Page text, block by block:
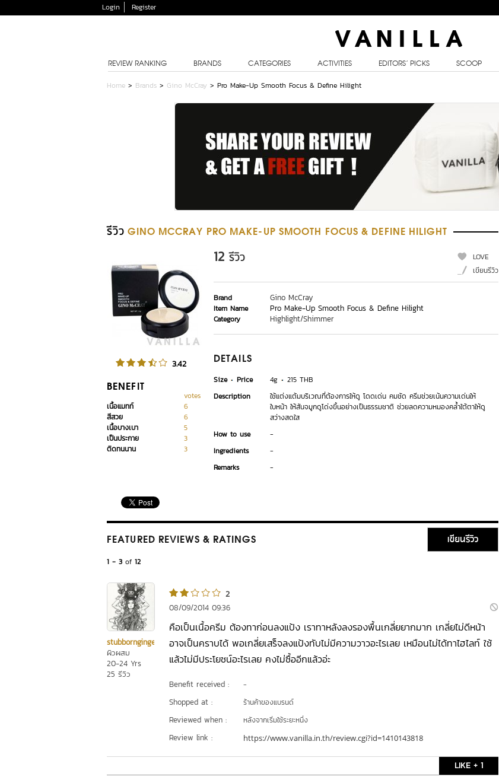
Login Register
REVIEW RANKING BRANDS CATEGORIES ACTIVITIES EDITORS’ PICKS SCOOP
Home > Brands > Gino McCray > Pro Make-Up Smooth Focus & Define Hilight
รีวิว GINO MCCRAY PRO MAKE-UP SMOOTH FOCUS & DEFINE HILIGHT
3.42
BENEFIT
votes
เนื้อแมทท์
6
สีสวย
6
เนื้อบางเบา
5
เป็นประกาย
3
ติดทนนาน
3
12 รีวิว
LOVE
เขียนรีวิว
Brand Gino McCray
Item Name Pro Make-Up Smooth Focus & Define Hilight
Category Highlight/Shimmer
DETAILS
Size Price 4g
215 THB
Description
ใช้แต่งแต้มบริเวณที่ต้องการให้ดู โดดเด่น คมชัด ครีมช่วยเน้นความเด่นให้
ใบหน้า ให้สันจมูกดูโด่งขึ้นอย่างเป็นธรรมชาติ ช่วยลดความหมองคล้ำใต้ตาให้ดู
สว่างสดใส
How to use
-
Ingredients
-
Remarks
-
FEATURED REVIEWS & RATINGS เขียนรีวิว
1 - 3 of 12
stubbornginger
ผิวผสม
20-24 Yrs
25 รีวิว
2
08/09/2014 09:36
คือเป็นเนื้อครีม ต้องทาก่อนลงแป้ง เราทาหลังลงรองพื้นเกลี่ยยากมาก เกลี่ยไม่ดีหน้า
อาจเป็นคราบได้ พอเกลี่ยเสร็จลงแป้งทับไม่มีความวาวอะไรเลย เหมือนไม่ได้ทาไฮไลท์ ใช้
แล้วไม่มีประโยชน์อะไรเลย คงไม่ซื้ออีกแล้วอ่ะ
Benefit received : -
Shopped at : ร้านค้าของแบรนด์
Reviewed when : หลังจากเริ่มใช้ระยะหนึ่ง
Review link : https://www.vanilla.in.th/review.cgi?id=1410143818
LIKE + 1